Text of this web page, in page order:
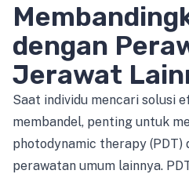
dengan
Jerawat
Saat individu mencari solusi
membandel, penting untuk
photodynamic therapy (PDT)
perawatan umum lainnya.